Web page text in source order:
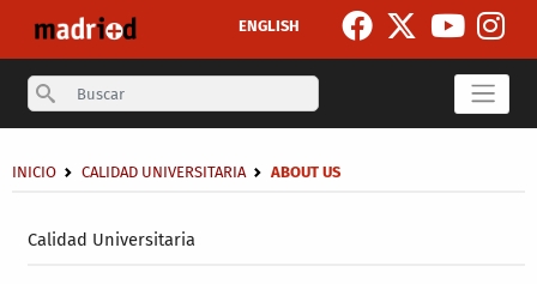
ENGLISH
Search
Calidad Universitaria
Breadcrumb
INICIO CALIDAD UNIVERSITARIA ABOUT US